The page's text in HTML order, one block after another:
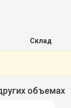
Склад
объемах